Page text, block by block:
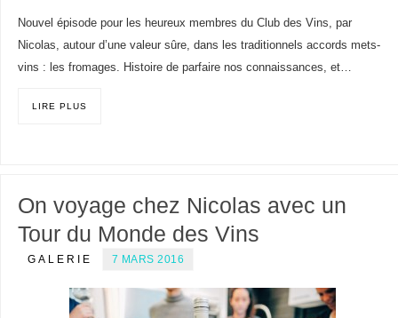
Nouvel épisode pour les heureux membres du Club des Vins, par
Nicolas, autour d’une valeur sûre, dans les traditionnels accords mets-
vins : les fromages. Histoire de parfaire nos connaissances, et…
LIRE PLUS
On voyage chez Nicolas avec un
Tour du Monde des Vins
GALERIE 7 MARS 2016